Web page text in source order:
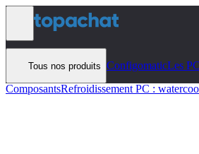
Aller au contenu
Tous nos produits ConfigomaticLes
ComposantsRefroidissement PC :